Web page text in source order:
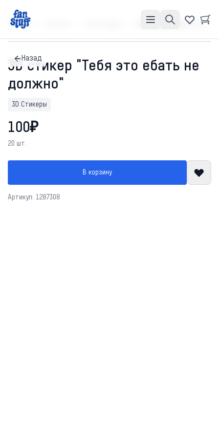
Главная 3D стикер "Тебя это ебать не должно"
Назад
3D стикер "Тебя это ебать не
должно"
3D Стикеры
100₽
20 шт.
В корзину
Артикул: 1287308